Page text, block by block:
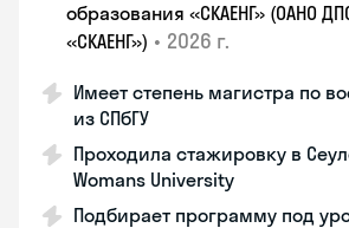
образования «СКАЕНГ» (ОАНО
«СКАЕНГ») • 2026 г.
Имеет степень магистра по
из СПбГУ
Проходила стажировку в
Womans University
Подбирает программу под